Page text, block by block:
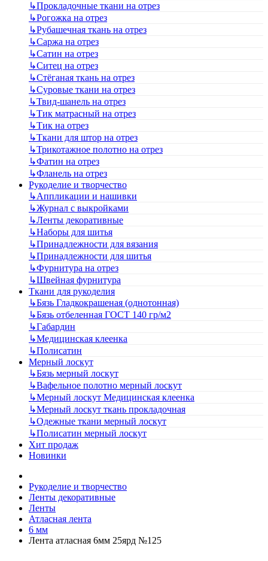
↳Прокладочные ткани на отрез
↳Рогожка на отрез
↳Рубашечная ткань на отрез
↳Саржа на отрез
↳Сатин на отрез
↳Ситец на отрез
↳Стёганая ткань на отрез
↳Суровые ткани на отрез
↳Твид-шанель на отрез
↳Тик матрасный на отрез
↳Тик на отрез
↳Ткани для штор на отрез
↳Трикотажное полотно на отрез
↳Фатин на отрез
↳Фланель на отрез
Рукоделие и творчество
↳Аппликации и нашивки
↳Журнал с выкройками
↳Ленты декоративные
↳Наборы для шитья
↳Принадлежности для вязания
↳Принадлежности для шитья
↳Фурнитура на отрез
↳Швейная фурнитура
Ткани для рукоделия
↳Бязь Гладкокрашеная (однотонная)
↳Бязь отбеленная ГОСТ 140 гр/м2
↳Габардин
↳Медицинская клеенка
↳Полисатин
Мерный лоскут
↳Бязь мерный лоскут
↳Вафельное полотно мерный лоскут
↳Мерный лоскут Медицинская клеенка
↳Мерный лоскут ткань прокладочная
↳Одежные ткани мерный лоскут
↳Полисатин мерный лоскут
Хит продаж
Новинки
Рукоделие и творчество
Ленты декоративные
Ленты
Атласная лента
6 мм
Лента атласная 6мм 25ярд №125